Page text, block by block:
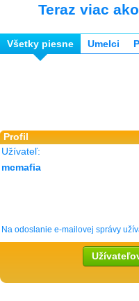
Teraz viac ako
Všetky piesne Umelci
Profil
Užívateľ:
mcmafia
Na odoslanie e-mailovej správy